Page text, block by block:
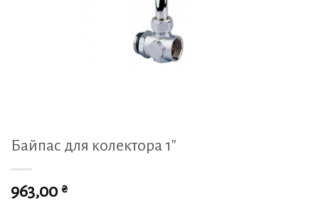
Байпас для колектора 1″
963,00 ₴